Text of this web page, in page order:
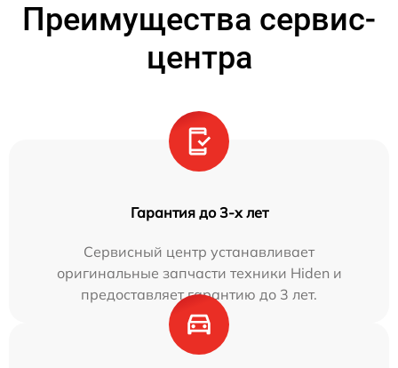
Преимущества сервис-
центра
Гарантия до 3-х лет
Сервисный центр устанавливает
оригинальные запчасти техники Hiden и
предоставляет гарантию до 3 лет.